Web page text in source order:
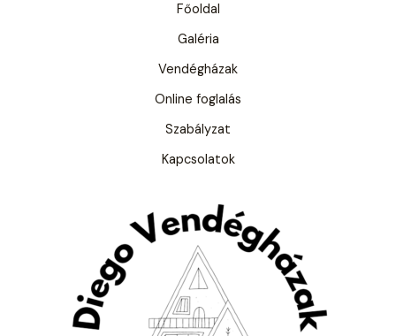
Főoldal
Galéria
Vendégházak
Online foglalás
Szabályzat
Kapcsolatok